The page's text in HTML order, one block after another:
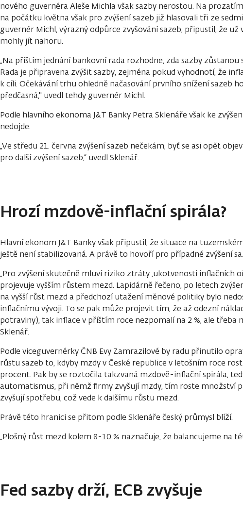
nového guvernéra Aleše Michla však sazby nerostou. Na
na počátku května však pro zvýšení sazeb již hlasovali tři ze
guvernér Michl, výrazný odpůrce zvyšování sazeb, připustil, že už
mohly jít nahoru.
„Na příštím jednání bankovní rada rozhodne, zda sazby zůstanou
Rada je připravena zvýšit sazby, zejména pokud vyhodnotí, že
k cíli. Očekávání trhu ohledně načasování prvního snížení sazeb
předčasná," uvedl tehdy guvernér Michl.
Podle hlavního ekonoma J&T Banky Petra Sklenáře však ke
nedojde.
„Ve středu 21. června zvýšení sazeb nečekám, byť se asi opět
pro další zvýšení sazeb,“ uvedl Sklenář.
Hrozí mzdově-inflační spirála?
Hlavní ekonom J&T Banky však připustil, že situace na
ještě není stabilizovaná. A právě to hovoří pro případné zvýšení
„Pro zvýšení skutečně mluví riziko ztráty ‚ukotvenosti inflačních
projevuje vyšším růstem mezd. Lapidárně řečeno, po letech
na vyšší růst mezd a předchozí utažení měnové politiky bylo
inflačnímu vývoji. To se pak může projevit tím, že až odezní
potraviny), tak inflace v příštím roce nezpomalí na 2 %, ale třeba
Sklenář.
Podle viceguvernérky ČNB Evy Zamrazilové by radu přinutilo
růstu sazeb to, kdyby mzdy v České republice v letošním roce
procent. Pak by se roztočila takzvaná mzdově-inflační spirála,
automatismus, při němž firmy zvyšují mzdy, tím roste množství
zvyšují spotřebu, což vede k dalšímu růstu mezd.
Právě této hranici se přitom podle Sklenáře český průmysl blíží.
„Plošný růst mezd kolem 8-10 % naznačuje, že balancujeme na
Fed sazby drží, ECB zvyšuje